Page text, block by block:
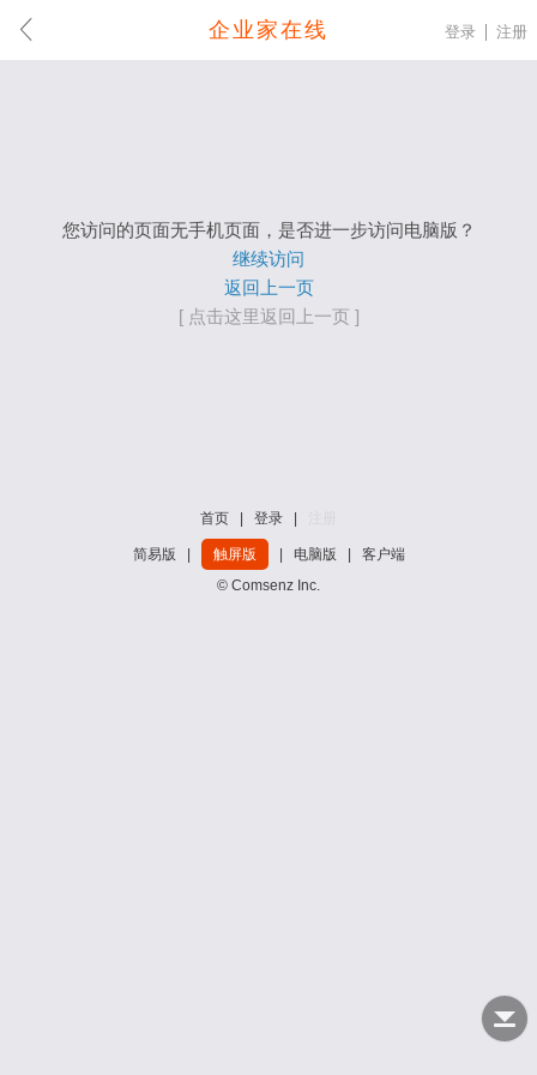
企业家在线 登录 注册
您访问的页面无手机页面，是否进一步访问电脑版？
继续访问
返回上一页
[ 点击这里返回上一页 ]
首页 登录
简易版 触屏版 电脑版
客户端
© Comsenz Inc.